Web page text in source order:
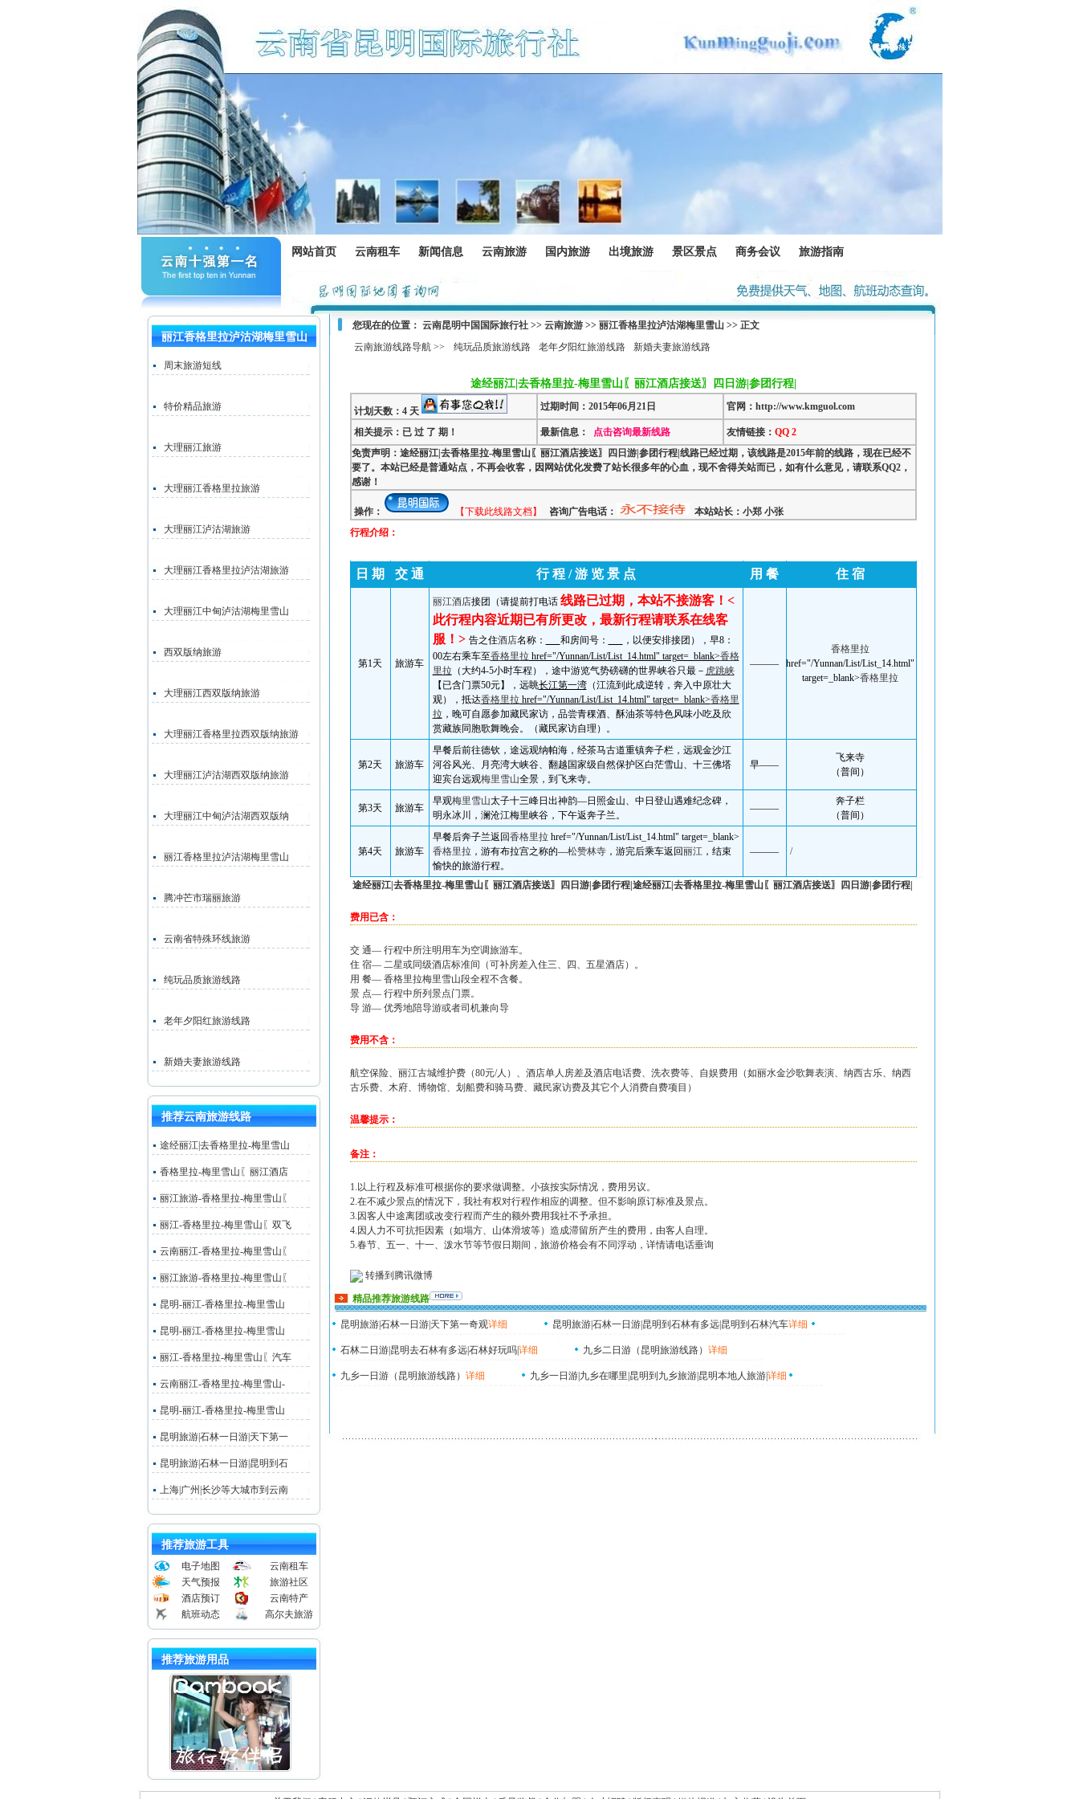
网站首页 云南租车 新闻信息 云南旅游 国内旅游 出境旅游 景区景点 商务会议 旅游指南
丽江香格里拉泸沽湖梅里雪山
周末旅游短线
特价精品旅游
大理丽江旅游
大理丽江香格里拉旅游
大理丽江泸沽湖旅游
大理丽江香格里拉泸沽湖旅游
大理丽江中甸泸沽湖梅里雪山
西双版纳旅游
大理丽江西双版纳旅游
大理丽江香格里拉西双版纳旅游
大理丽江泸沽湖西双版纳旅游
大理丽江中甸泸沽湖西双版纳
丽江香格里拉泸沽湖梅里雪山
腾冲芒市瑞丽旅游
云南省特殊环线旅游
纯玩品质旅游线路
老年夕阳红旅游线路
新婚夫妻旅游线路
推荐云南旅游线路
途经丽江|去香格里拉-梅里雪山
香格里拉-梅里雪山〖丽江酒店
丽江旅游-香格里拉-梅里雪山〖
丽江-香格里拉-梅里雪山〖双飞
云南丽江-香格里拉-梅里雪山〖
丽江旅游-香格里拉-梅里雪山〖
昆明-丽江-香格里拉-梅里雪山
昆明-丽江-香格里拉-梅里雪山
丽江-香格里拉-梅里雪山〖汽车
云南丽江-香格里拉-梅里雪山-
昆明-丽江-香格里拉-梅里雪山
昆明旅游|石林一日游|天下第一
昆明旅游|石林一日游|昆明到石
上海|广州|长沙等大城市到云南
推荐旅游工具
电子地图
云南租车
天气预报
旅游社区
酒店预订
云南特产
航班动态
高尔夫旅游
推荐旅游用品
您现在的位置： 云南昆明中国国际旅行社>> 云南旅游>> 丽江香格里拉泸沽湖梅里雪山 >> 正文
云南旅游线路导航 >>
纯玩品质旅游线路 老年夕阳红旅游线路 新婚夫妻旅游线路
途经丽江|去香格里拉-梅里雪山〖丽江酒店接送〗四日游|参团行程|
计划天数：4 天 过期时间：2015年06月21日 官网：http://www.kmguol.com
相关提示：已 过 了 期！ 最新信息： 点击咨询最新线路 友情链接： QQ 2
免责声明：途经丽江|去香格里拉-梅里雪山〖丽江酒店接送〗四日游|参团行程|线路已经过期，该线路是2015年前的线路，现在已经不
要了。本站已经是普通站点，不再会收客，因网站优化发费了站长很多年的心血，现不舍得关站而已，如有什么意见，请联系QQ2，
感谢！
操作： 【下载此线路文档】 咨询广告电话：
本站站长：小郑 小张
行程介绍：
日 期 交 通 行 程/游 览 景 点 用 餐 住 宿
第1天 旅游车
丽江酒店接团（请提前打电话 线路已过期，本站不接游客！<
此行程内容近期已有所更改，最新行程请联系在线客
服！ > 告之住酒店名称： 和房间号： ，以便安排接团）， 早8：
00左右乘车至香格里拉href="/Yunnan/List/List_14.html" target=_blank>香格
里拉（大约4-5小时车程），途中游览气势磅礴的世界峡谷只最－ 虎跳峡
【已含门票50元】，远眺长江第一湾（江流到此成逆转，奔入中原壮大
观），抵达香格里拉href="/Yunnan/List/List_14.html" target=_blank>香格里
拉，晚可自愿参加藏民家访，品尝青稞酒、酥油茶等特色风味小吃及欣
赏藏族同胞歌舞晚会。（藏民家访自理）。
———
香格里拉
href="/Yunnan/List/List_14.html"
target=_blank>香格里拉
第2天 旅游车
早餐后前往德钦，途远观纳帕海，经茶马古道重镇奔子栏，远观金沙江
河谷风光、月亮湾大峡谷、翻越国家级自然保护区白茫雪山、十三佛塔
迎宾台远观梅里雪山全景，到飞来寺。
早——
飞来寺
（普间）
第3天 旅游车
早观梅里雪山太子十三峰日出神韵—日照金山、中日登山遇难纪念碑，
明永冰川，澜沧江梅里峡谷，下午返奔子兰。
———
奔子栏
（普间）
第4天 旅游车
早餐后奔子兰返回香格里拉href="/Yunnan/List/List_14.html" target=_blank>
香格里拉，游有布拉宫之称的—松赞林寺，游完后乘车返回丽江，结束
愉快的旅游行程。
——— /
途经丽江|去香格里拉-梅里雪山〖丽江酒店接送〗四日游|参团行程|途经丽江|去香格里拉-梅里雪山〖丽江酒店接送〗四日游|参团行程|
费用已含：
交 通— 行程中所注明用车为空调旅游车。
住 宿— 二星或同级酒店标准间（可补房差入住三、四、五星酒店）。
用 餐— 香格里拉梅里雪山段全程不含餐。
景 点— 行程中所列景点门票。
导 游— 优秀地陪导游或者司机兼向导
费用不含：
航空保险、丽江古城维护费（80元/人）、酒店单人房差及酒店电话费、洗衣费等、自娱费用（如丽水金沙歌舞表演、纳西古乐、纳西
古乐费、木府、博物馆、划船费和骑马费、藏民家访费及其它个人消费自费项目）
温馨提示：
备注：
1.以上行程及标准可根据你的要求做调整。小孩按实际情况，费用另议。
2.在不减少景点的情况下，我社有权对行程作相应的调整。但不影响原订标准及景点。
3.因客人中途离团或改变行程而产生的额外费用我社不予承担。
4.因人力不可抗拒因素（如塌方、山体滑坡等）造成滞留所产生的费用，由客人自理。
5.春节、五一、十一、泼水节等节假日期间，旅游价格会有不同浮动，详情请电话垂询
转播到腾讯微博
精品推荐旅游线路
详细
昆明旅游|石林一日游|天下第一奇观 详细
昆明旅游|石林一日游|昆明到石林有多远|昆明到石林汽车
详细
石林二日游|昆明去石林有多远|石林好玩吗| 详细
九乡二日游（昆明旅游线路）
详细
九乡一日游（昆明旅游线路） 详细
九乡一日游|九乡在哪里|昆明到九乡旅游|昆明本地人旅游|